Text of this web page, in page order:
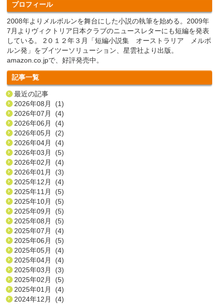
プロフィール
2008年よりメルボルンを舞台にした小説の執筆を始める。2009年
7月よりヴィクトリア日本クラブのニュースレターにも短編を発表
している。 2０１２年３月「短編小説集 オーストラリア メルボ
ルン発」をブイツーソリューション、星雲社より出版。
amazon.co.jpで、好評発売中。
記事一覧
最近の記事
2026年08月 (1)
2026年07月 (4)
2026年06月 (4)
2026年05月 (2)
2026年04月 (4)
2026年03月 (5)
2026年02月 (4)
2026年01月 (3)
2025年12月 (4)
2025年11月 (5)
2025年10月 (5)
2025年09月 (5)
2025年08月 (5)
2025年07月 (4)
2025年06月 (5)
2025年05月 (4)
2025年04月 (4)
2025年03月 (3)
2025年02月 (5)
2025年01月 (4)
2024年12月 (4)